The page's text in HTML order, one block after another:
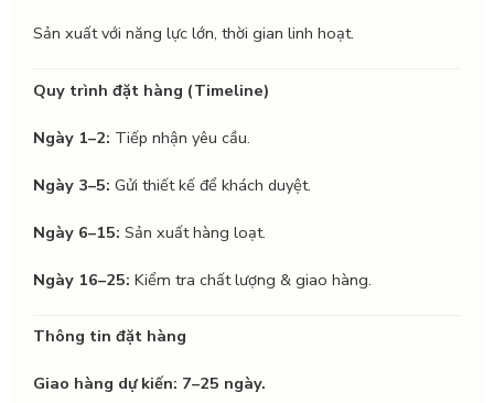
Sản xuất với năng lực lớn, thời gian linh hoạt.
Quy trình đặt hàng (Timeline)
Ngày 1–2: Tiếp nhận yêu cầu.
Ngày 3–5: Gửi thiết kế để khách duyệt.
Ngày 6–15: Sản xuất hàng loạt.
Ngày 16–25: Kiểm tra chất lượng & giao hàng.
Thông tin đặt hàng
Giao hàng dự kiến: 7–25 ngày.